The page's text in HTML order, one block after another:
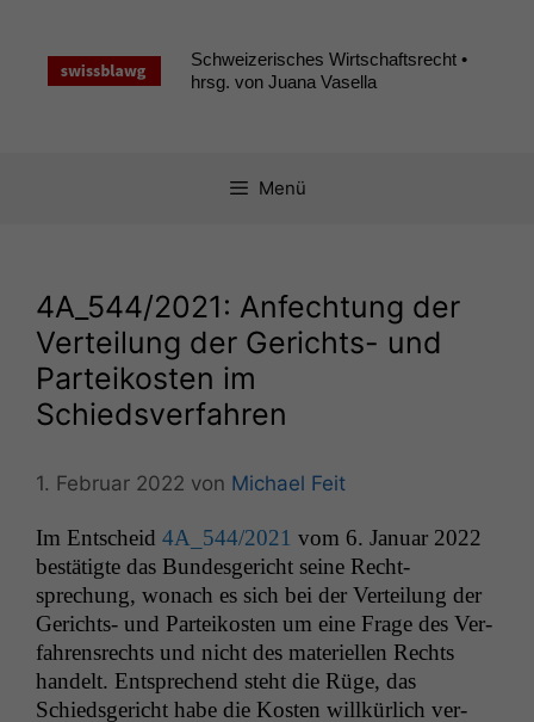
springen
Schweizerisches Wirtschaftsrecht •
hrsg. von Juana Vasella
Menü
4A_544/2021: Anfechtung der
Verteilung der Gerichts- und
Parteikosten im
Schiedsverfahren
1. Februar 2022 von Michael Feit
Im Entscheid 4A_544/2021 vom 6. Jan­u­ar 2022
bestätigte das Bun­des­gericht seine Recht­
sprechung, wonach es sich bei der Verteilung der
Gerichts- und Parteikosten um eine Frage des Ver­
fahren­srechts und nicht des materiellen Rechts
han­delt. Entsprechend ste­ht die Rüge, das
Schieds­gericht habe die Kosten willkür­lich ver­